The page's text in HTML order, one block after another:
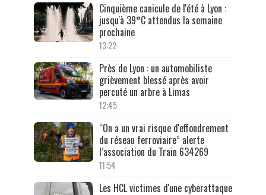
Cinquième canicule de l'été à Lyon :
jusqu'à 39°C attendus la semaine
prochaine
13:22
Près de Lyon : un automobiliste
grièvement blessé après avoir
percuté un arbre à Limas
12:45
“On a un vrai risque d'effondrement
du réseau ferroviaire” alerte
l’association du Train 634269
11:54
Les HCL victimes d'une cyberattaque